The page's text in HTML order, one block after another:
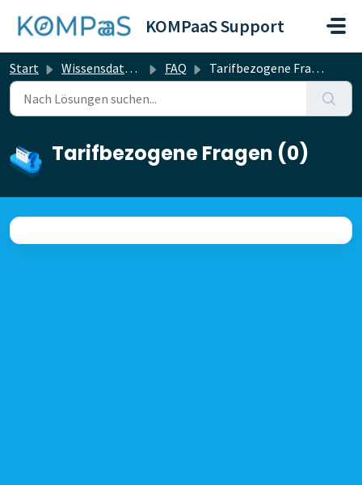
KOMPaaS Support
Start Wissensdatenbank FAQ Tarifbezogene Fragen
Tarifbezogene Fragen (0)